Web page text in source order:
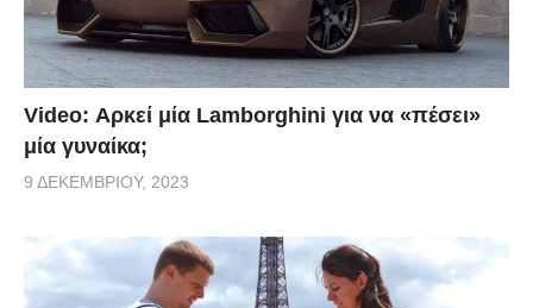
Video: Αρκεί μία Lamborghini για να «πέσει»
μία γυναίκα;
9 ΔΕΚΕΜΒΡΊΟΥ, 2023